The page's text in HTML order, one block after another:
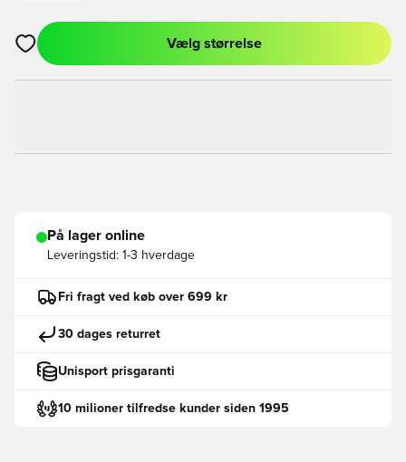
Åbner en Modal til at logge ind eller tilmelde dig som medlem
Vælg størrelse
På lager online
Leveringstid: 1-3 hverdage
Fri fragt ved køb over 699 kr
30 dages returret
Unisport prisgaranti
10 milioner tilfredse kunder siden 1995